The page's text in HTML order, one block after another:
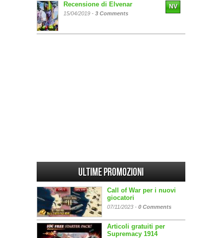
Recensione di Elvenar
15/04/2019 - 3 Comments
NV
Ultime promozioni
Call of War per i nuovi
giocatori
07/11/2023 - 0 Comments
Articoli gratuiti per
Supremacy 1914